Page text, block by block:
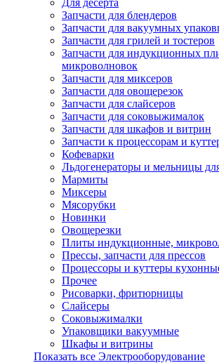
Для десерта
Запчасти для блендеров
Запчасти для вакуумных
Запчасти для грилей и тостеров
Запчасти для индукционных
микроволновок
Запчасти для миксеров
Запчасти для овощерезок
Запчасти для слайсеров
Запчасти для соковыжималок
Запчасти для шкафов и витрин
Запчасти к процессорам и
Кофеварки
Льдогенераторы и мельницы
Мармиты
Миксеры
Мясорубки
Новинки
Овощерезки
Плиты индукционные,
Прессы, запчасти для прессов
Процессоры и куттеры
Прочее
Рисоварки, фритюрницы
Слайсеры
Соковыжималки
Упаковщики вакуумные
Шкафы и витрины
Показать все Электрооборудование